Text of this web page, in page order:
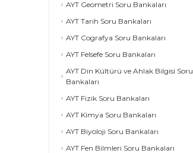
AYT Geometri Soru Bankaları
AYT Tarih Soru Bankaları
AYT Cografya Soru Bankaları
AYT Felsefe Soru Bankaları
AYT Din Kültürü ve Ahlak Bilgisi Soru
Bankaları
AYT Fizik Soru Bankaları
AYT Kimya Soru Bankaları
AYT Biyoloji Soru Bankaları
AYT Fen Bilmleri Soru Bankaları